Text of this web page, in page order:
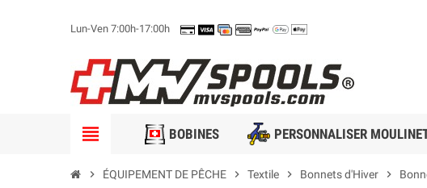
Lun-Ven 7:00h-17:00h
view_headline BOBINES PERSONNALISER
chevron_right ÉQUIPEMENT DE PÊCHE chevron_right Textile chevron_right Bonnets d'Hiver chevron_right